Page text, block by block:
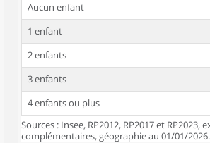
Aucun enfant
1 enfant
2 enfants
3 enfants
4 enfants ou plus
Sources : Insee, RP2012, RP2017 et RP2023,
complémentaires, géographie au 01/01/2026.